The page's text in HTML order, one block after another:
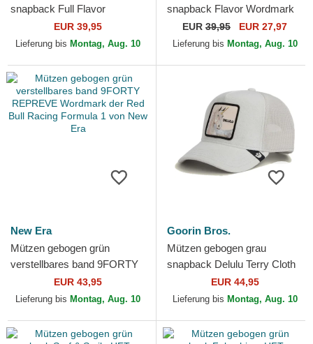
snapback Full Flavor
Wordmark French Terry The
Farm Goorin Bros.
EUR 39,95
Lieferung bis Montag, Aug. 10
snapback Flavor Wordmark
French Terry The Farm
Goorin Bros.
EUR 39,95 EUR 27,97
Lieferung bis Montag, Aug. 10
New Era
Mützen gebogen grün
verstellbares band 9FORTY
REPREVE Wordmark der
Red Bull Racing Formula 1
EUR 43,95
Lieferung bis Montag, Aug. 10
Goorin Bros.
Mützen gebogen grau
snapback Delulu Terry Cloth
The Farm Goorin Bros.
EUR 44,95
Lieferung bis Montag, Aug. 10